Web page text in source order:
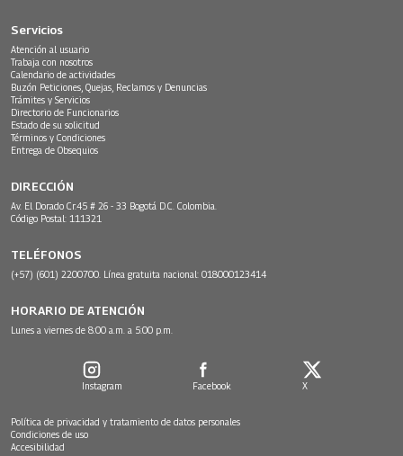
Servicios
Atención al usuario
Trabaja con nosotros
Calendario de actividades
Buzón Peticiones, Quejas, Reclamos y Denuncias
Trámites y Servicios
Directorio de Funcionarios
Estado de su solicitud
Términos y Condiciones
Entrega de Obsequios
DIRECCIÓN
Av. El Dorado Cr.45 # 26 - 33 Bogotá D.C. Colombia.
Código Postal: 111321
TELÉFONOS
(+57) (601) 2200700. Línea gratuita nacional: 018000123414
HORARIO DE ATENCIÓN
Lunes a viernes de 8:00 a.m. a 5:00 p.m.
Instagram Facebook X
Política de privacidad y tratamiento de datos personales
Condiciones de uso
Accesibilidad